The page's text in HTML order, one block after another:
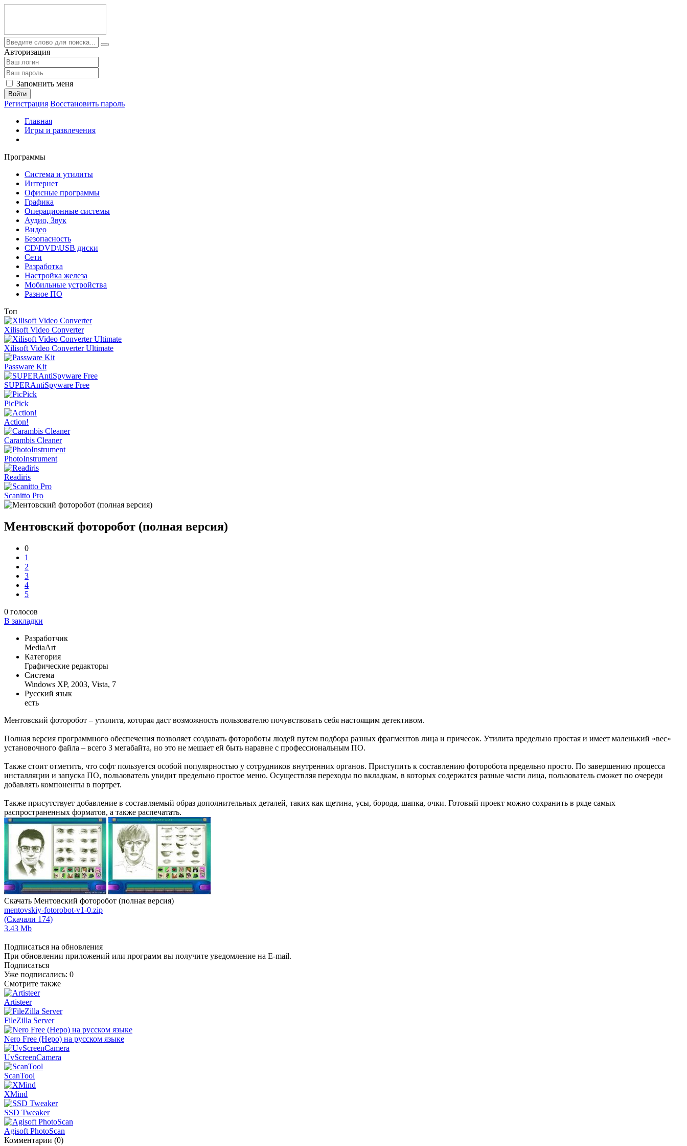
Авторизация
Запомнить меня
Войти
Регистрация Восстановить пароль
Главная
Игры и развлечения
Программы
Система и утилиты
Интернет
Офисные программы
Графика
Операционные системы
Аудио, Звук
Видео
Безопасность
CD\DVD\USB диски
Сети
Разработка
Настройка железа
Мобильные устройства
Разное ПО
Топ
Xilisoft Video Converter
Xilisoft Video Converter Ultimate
Passware Kit
SUPERAntiSpyware Free
PicPick
Action!
Carambis Cleaner
PhotoInstrument
Readiris
Scanitto Pro
Ментовский фоторобот (полная версия)
0
1
2
3
4
5
0 голосов
В закладки
Разработчик
MediaArt
Категория
Графические редакторы
Система
Windows XP, 2003, Vista, 7
Русский язык
есть
Ментовский фоторобот – утилита, которая даст возможность пользователю почувствовать себя настоящим детективом.
Полная версия программного обеспечения позволяет создавать фотороботы людей путем подбора разных фрагментов лица и причесок. Утилита предельно простая и имеет маленький «вес»
установочного файла – всего 3 мегабайта, но это не мешает ей быть наравне с профессиональным ПО.
Также стоит отметить, что софт пользуется особой популярностью у сотрудников внутренних органов. Приступить к составлению фоторобота предельно просто. По завершению процесса
инсталляции и запуска ПО, пользователь увидит предельно простое меню. Осуществляя переходы по вкладкам, в которых содержатся разные части лица, пользователь сможет по очереди
добавлять компоненты в портрет.
Также присутствует добавление в составляемый образ дополнительных деталей, таких как щетина, усы, борода, шапка, очки. Готовый проект можно сохранить в ряде самых
распространенных форматов, а также распечатать.
Скачать Ментовский фоторобот (полная версия)
mentovskiy-fotorobot-v1-0.zip
(Скачали 174)
3.43 Mb
Подписаться на обновления
При обновлении приложений или программ вы получите уведомление на E-mail.
Подписаться
Уже подписались: 0
Смотрите также
Artisteer
FileZilla Server
Nero Free (Неро) на русском языке
UvScreenCamera
ScanTool
XMind
SSD Tweaker
Agisoft PhotoScan
Комментарии (0)